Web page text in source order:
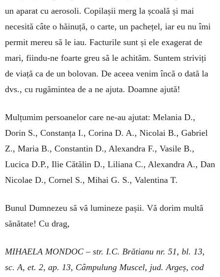
un aparat cu aerosoli. Copilașii merg la școală și mai
necesită câte o hăinuță, o carte, un pachețel, iar eu nu îmi
per­mit mereu să le iau. Facturile sunt și ele exa­gerat de
mari, fiindu-ne foarte greu să le achităm. Suntem striviți
de viață ca de un bolovan. De aceea venim încă o dată la
dvs., cu rugămintea de a ne ajuta. Doamne ajută!
Mulțumim persoanelor care ne-au ajutat: Melania D.,
Dorin S., Constanța I., Corina D. A., Nicolai B., Gabriel
Z., Maria B., Constantin D., Alexandra F., Vasile B.,
Lucica D.P., Ilie Că­tălin D., Liliana C., Alexandra A., Dan
Ni­colae D., Cornel S., Mihai G. S., Valentina T.
Bunul Dumnezeu să vă lumineze pașii. Vă dorim multă
sănătate! Cu drag,
MIHAELA MONDOC – str. I.C. Brătianu nr. 51, bl. 13,
sc. A, et. 2, ap. 13, Câmpulung Muscel, jud. Argeș, cod